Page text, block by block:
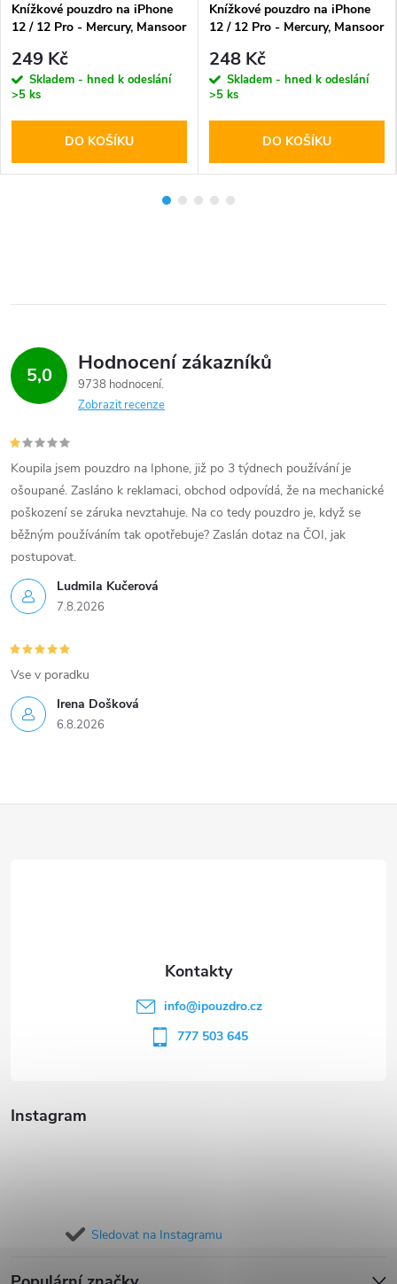
Knížkové pouzdro na iPhone
12 / 12 Pro - Mercury, Mansoor
249 Kč
Skladem - hned k odeslání
>5 ks
DO KOŠÍKU
Knížkové pouzdro na iPhone
12 / 12 Pro - Mercury, Mansoor
248 Kč
Skladem - hned k odeslání
>5 ks
DO KOŠÍKU
5,0 Hodnocení zákazníků
9738 hodnocení
Zobrazit recenze
Ludmila Kučerová
7.8.2026
Koupila jsem pouzdro na Iphone, již po 3 týdnech používání je
ošoupané. Zasláno k reklamaci, obchod odpovídá, že na mechanické
poškození se záruka nevztahuje. Na co tedy pouzdro je, když se
běžným používáním tak opotřebuje? Zaslán dotaz na ČOI, jak
postupovat.
Irena Došková
6.8.2026
Vse v poradku
Instagram
Sledovat na Instagramu
info@ipouzdro.cz
777 503 645